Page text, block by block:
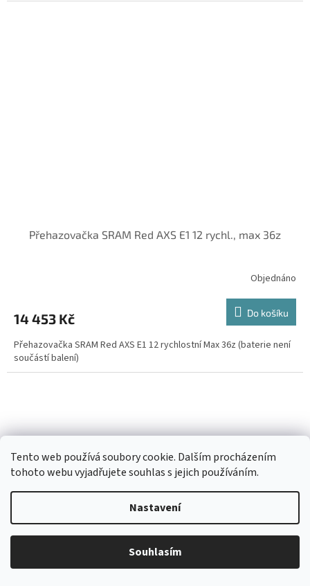
Tento web používá soubory cookie. Dalším procházením
tohoto webu vyjadřujete souhlas s jejich používáním.
Nastavení
Souhlasím
Přehazovačka SRAM Red AXS E1 12 rychl., max 36z
Objednáno
14 453 Kč Do košíku
Přehazovačka SRAM Red AXS E1 12 rychlostní Max 36z (baterie není
součástí balení)